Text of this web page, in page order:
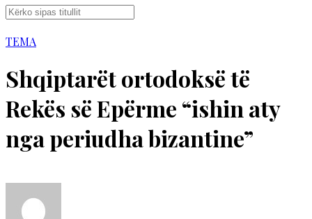
TEMA
Shqiptarët ortodoksë të
Rekës së Epërme “ishin aty
nga periudha bizantine”